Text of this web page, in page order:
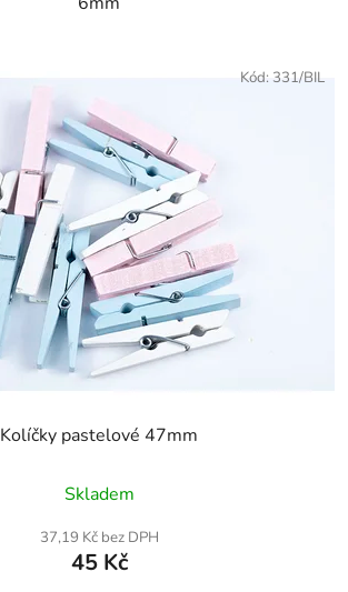
Kolíčky pastelové 47mm
hodnocení
je
5,0
Skladem
37,19 Kč bez DPH
45 Kč
Kód:331/BIL